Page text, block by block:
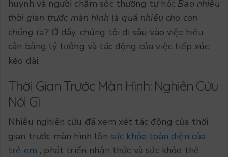
huynh và người chăm sóc thường tự hỏi: Bao nhiêu
thời gian trước màn hình là quá nhiều cho con
chúng ta? Ở đây, chúng tôi đi sâu vào việc hiểu
cân bằng lý tưởng và tác động của việc tiếp xúc
kéo dài.
Thời Gian Trước Màn Hình: Nghiên Cứu
Nói Gì
Nhiều nghiên cứu đã xem xét tác động của thời
gian trước màn hình lên sức khỏe toàn diện của
trẻ em , phát triển nhận thức và sức khỏe thể